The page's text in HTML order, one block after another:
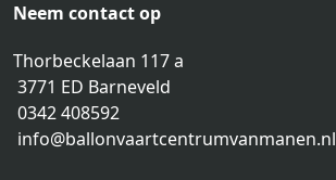
Neem contact op
Thorbeckelaan 117 a
3771 ED Barneveld
0342 408592
info@ballonvaartcentrumvanmanen.nl